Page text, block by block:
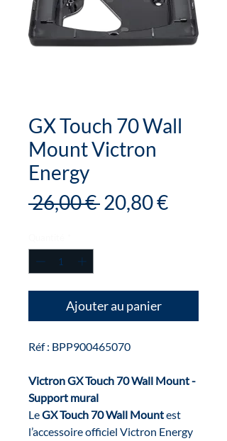
GX Touch 70 Wall
Mount Victron
Energy
26,00 € Prix
20,80 €Prix
Ajouter au panier
Réf : BPP900465070
Victron GX Touch 70 Wall Mount -
Support mural
LeGX Touch 70 Wall Mountest
l’accessoire officiel Victron Energy